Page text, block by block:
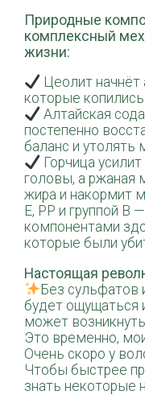
Природные
комплексный
жизни:
Цеолит
которые
Алтайская
постепенно
баланс и утолять
Горчица
головы, а ржаная
жира и накормит
Е, РР и группой В
компонентами
которые были
Настоящая
Без
будет ощущаться
может
Это временно,
Очень скоро у
Чтобы быстрее
знать некоторые